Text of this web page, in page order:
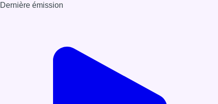
Dernière émission